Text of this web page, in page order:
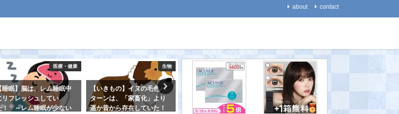
about contact
医療・健康
睡眠】脳は、レム睡眠中
リフレッシュしてい
！ ～レム睡眠が少ない
生物
【いきもの】イヌの毛色パ
ターンは、「家畜化」より
遥か昔から存在していた！
数学
【円周率】62兆8000億桁計
算 ＝世界記録更新＝
2021-08-23
【代謝】ヒトの代謝は、
「２０代から５０代では低
下しない」！